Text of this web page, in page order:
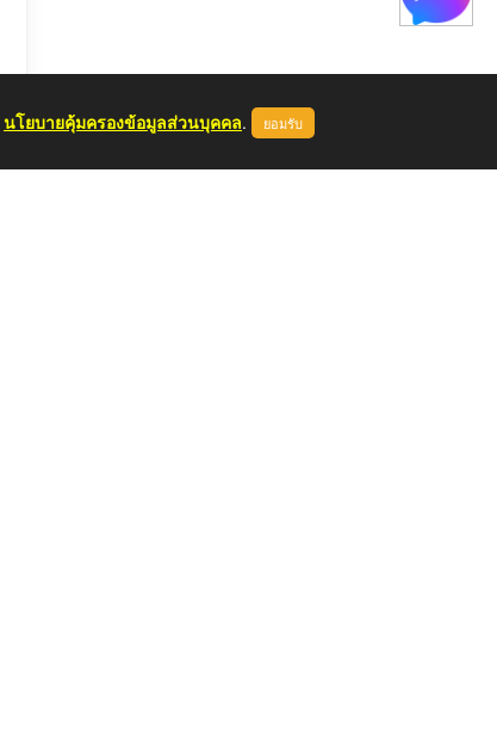
นโยบายคุ้มครองข้อมูลส่วนบุคคล. ยอมรับ